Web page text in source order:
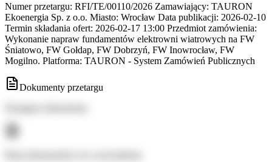
Numer przetargu: RFI/TE/00110/2026 Zamawiający: TAURON
Ekoenergia Sp. z o.o. Miasto: Wrocław Data publikacji: 2026-02-10
Termin składania ofert: 2026-02-17 13:00 Przedmiot zamówienia:
Wykonanie napraw fundamentów elektrowni wiatrowych na FW
Śniatowo, FW Gołdap, FW Dobrzyń, FW Inowrocław, FW
Mogilno. Platforma: TAURON - System Zamówień Publicznych
Dokumenty przetargu